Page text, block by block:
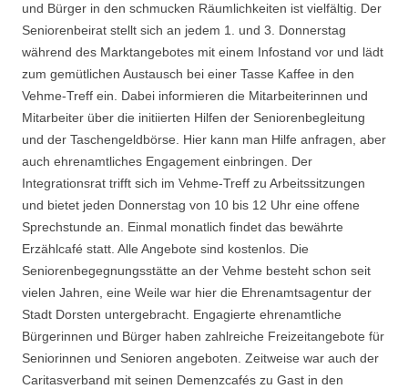
und Bürger in den schmucken Räumlichkeiten ist vielfältig. Der
Seniorenbeirat stellt sich an jedem 1. und 3. Donnerstag
während des Marktangebotes mit einem Infostand vor und lädt
zum gemütlichen Austausch bei einer Tasse Kaffee in den
Vehme-Treff ein. Dabei informieren die Mitarbeiterinnen und
Mitarbeiter über die initiierten Hilfen der Seniorenbegleitung
und der Taschengeldbörse. Hier kann man Hilfe anfragen, aber
auch ehrenamtliches Engagement einbringen. Der
Integrationsrat trifft sich im Vehme-Treff zu Arbeitssitzungen
und bietet jeden Donnerstag von 10 bis 12 Uhr eine offene
Sprechstunde an. Einmal monatlich findet das bewährte
Erzählcafé statt. Alle Angebote sind kostenlos. Die
Seniorenbegegnungsstätte an der Vehme besteht schon seit
vielen Jahren, eine Weile war hier die Ehrenamtsagentur der
Stadt Dorsten untergebracht. Engagierte ehrenamtliche
Bürgerinnen und Bürger haben zahlreiche Freizeitangebote für
Seniorinnen und Senioren angeboten. Zeitweise war auch der
Caritasverband mit seinen Demenzcafés zu Gast in den